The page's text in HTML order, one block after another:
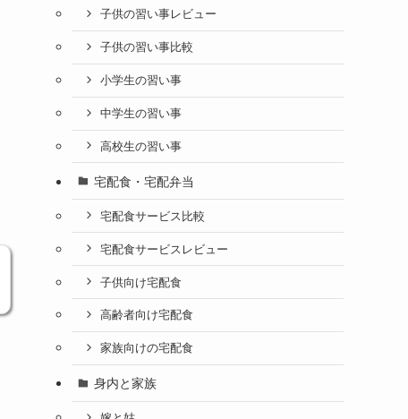
子供の習い事レビュー
子供の習い事比較
小学生の習い事
中学生の習い事
高校生の習い事
宅配食・宅配弁当
宅配食サービス比較
宅配食サービスレビュー
子供向け宅配食
高齢者向け宅配食
家族向けの宅配食
身内と家族